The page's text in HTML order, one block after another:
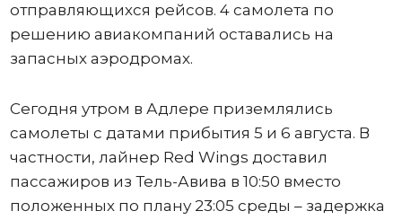
отправляющихся рейсов. 4 самолета по
решению авиакомпаний оставались на
запасных аэродромах.
Сегодня утром в Адлере приземлялись
самолеты с датами прибытия 5 и 6 августа. В
частности, лайнер Red Wings доставил
пассажиров из Тель-Авива в 10:50 вместо
положенных по плану 23:05 среды – задержка